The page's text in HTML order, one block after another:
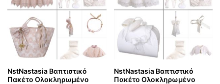
NstNastasia Βαπτιστικό
Πακέτο Ολοκληρωμένο
NstNastasia Βαπτιστικό
Πακέτο Ολοκληρωμένο